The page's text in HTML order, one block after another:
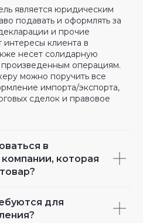
является юридическим
подавать и оформлять за
и прочие
интересы клиента в
несет солидарную
произведенным операциям.
можно поручить все
импорта/экспорта,
сделок и правовое
в
которая
для